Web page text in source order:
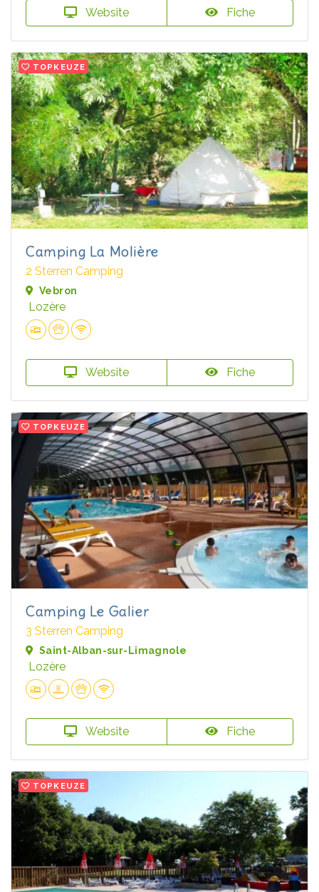
Website Fiche
TOPKEUZE
Camping La Molière
2 Sterren Camping
Vebron
Lozère
Website Fiche
TOPKEUZE
Camping Le Galier
3 Sterren Camping
Saint-Alban-sur-Limagnole
Lozère
Website Fiche
TOPKEUZE